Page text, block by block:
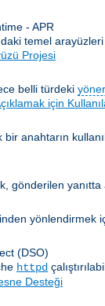
- APR
temel
Projesi
belli türdeki
için
anahtarın
gönderilen
yönlendirmek
(DSO)
httpd
Desteği